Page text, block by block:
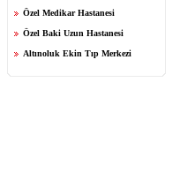
Özel Medikar Hastanesi
Özel Baki Uzun Hastanesi
Altınoluk Ekin Tıp Merkezi